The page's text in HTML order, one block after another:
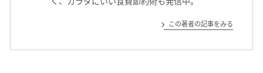
この著者の記事をみる